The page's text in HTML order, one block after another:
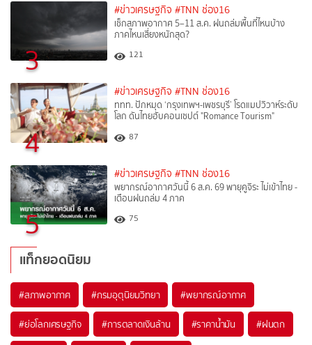
3
#ข่าวเศรษฐกิจ #TNN ช่อง16
เช็กสภาพอากาศ 5–11 ส.ค. ฝนถล่มพื้นที่ไหนบ้าง
ภาคไหนเสี่ยงหนักสุด?
121
4
#ข่าวเศรษฐกิจ #TNN ช่อง16
ททท. ปักหมุด ‘กรุงเทพฯ-เพชรบุรี’ โรดแมปวิวาห์ระดับ
โลก ดันไทยฮับคอนเซปต์ "Romance Tourism"
87
5
#ข่าวเศรษฐกิจ #TNN ช่อง16
พยากรณ์อากาศวันนี้ 6 ส.ค. 69 พายุคูจิระ ไม่เข้าไทย -
เตือนฝนถล่ม 4 ภาค
75
แท็กยอดนิยม
#สภาพอากาศ #กรมอุตุนิยมวิทยา #พยากรณ์อากาศ
#ย่อโลกเศรษฐกิจ #การตลาดเงินล้าน #ราคาน้ำมัน #ฝนตก